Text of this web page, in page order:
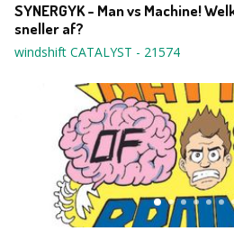
SYNERGYK - Man vs Machine!
sneller af?
windshift CATALYST - 21574